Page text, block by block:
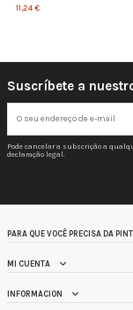
11,24 €
Suscríbete a
Pode cancelar a subscrição a
declaração legal.
PARA QUE VOCÊ PRECISA DA
MI CUENTA
INFORMACION